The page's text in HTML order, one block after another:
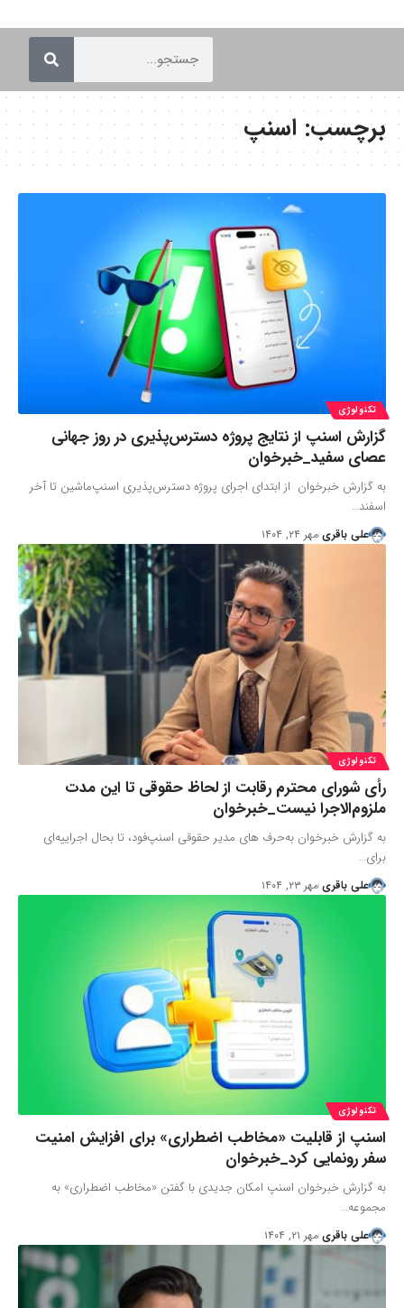
برچسب:اسنپ
تکنولوژی
گزارش اسنپ از نتایج پروژه دسترس‌پذیری در روز جهانی
عصای سفید_خبرخوان
به گزارش خبرخوان از ابتدای اجرای پروژه‌ دسترس‌پذیری اسنپ‌ماشین تا آخر
اسفند…
علی باقری مهر ۲۴, ۱۴۰۴
تکنولوژی
رأی شورای محترم رقابت از لحاظ حقوقی تا این مدت
ملزوم‌الاجرا نیست_خبرخوان
به گزارش خبرخوان به‌حرف های مدیر حقوقی اسنپ‌فود، تا بحال اجراییه‌ای
برای…
علی باقری مهر ۲۳, ۱۴۰۴
تکنولوژی
اسنپ از قابلیت «مخاطب اضطراری» برای افزایش امنیت
سفر رونمایی کرد_خبرخوان
به گزارش خبرخوان اسنپ امکان جدیدی با گفتن «مخاطب اضطراری» به
مجموعه…
علی باقری مهر ۲۱, ۱۴۰۴